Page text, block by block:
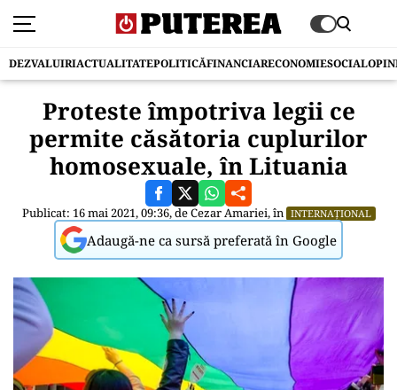
DEZVALUIRIACTUALITATEPOLITICĂFINANCIARECONOMIESOCIAL
Proteste împotriva legii ce
permite căsătoria cuplurilor
homosexuale, în Lituania
Publicat: 16 mai 2021, 09:36, deCezar Amariei, în INTERNAȚIONAL
Adaugă-ne ca sursă preferată în Google